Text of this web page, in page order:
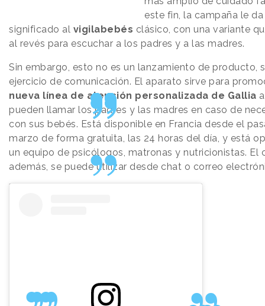
este fin, la campaña le
significado al vigilabebés clásico, con una variante
al revés para escuchar a los padres y a las madres.
Sin embargo, esto no es un lanzamiento de producto,
ejercicio de comunicación. El aparato sirve para
nueva línea de atención personalizada de Gallia
pueden llamar los padres y las madres en caso de
con sus bebés. Está disponible en Francia desde el
marzo de forma gratuita, las 24 horas del día, y está
un equipo de psicólogos, matronas y nutricionistas. El
además, se puede utilizar desde chat o correo